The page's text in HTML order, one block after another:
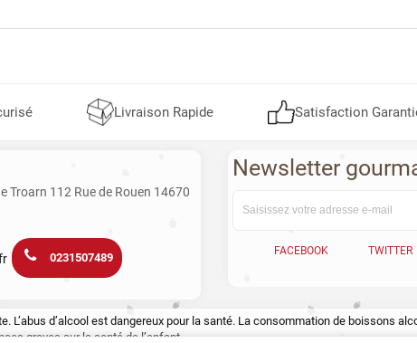
Livraison Rapide Satisfaction
Newsletter
FACEBOOK TWITTER
Troarn 112 Rue de Rouen 14670
0231507489
L’abus d’alcool est dangereux pour la santé. La consommation de boissons
graves sur la santé de l’enfant.